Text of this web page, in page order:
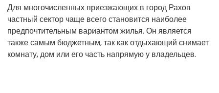
Для многочисленных приезжающих в город Рахов
частный сектор чаще всего становится наиболее
предпочтительным вариантом жилья. Он является
также самым бюджетным, так как отдыхающий снимает
комнату, дом или его часть напрямую у владельцев.